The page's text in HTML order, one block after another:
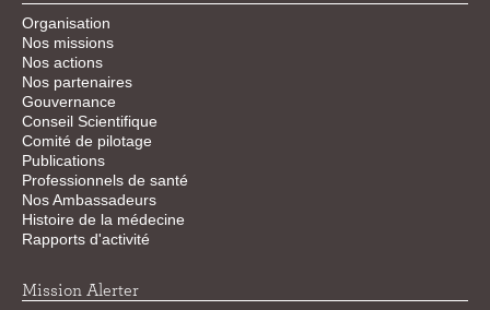
Organisation
Nos missions
Nos actions
Nos partenaires
Gouvernance
Conseil Scientifique
Comité de pilotage
Publications
Professionnels de santé
Nos Ambassadeurs
Histoire de la médecine
Rapports d'activité
Mission Alerter